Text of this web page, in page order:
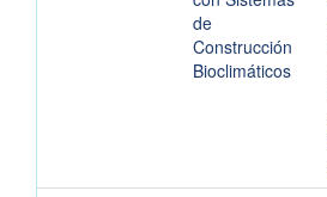
de
Construcción
Bioclimáticos